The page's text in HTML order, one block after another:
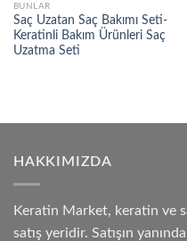
Add to
wishlist
BUNLAR
Saç Uzatan Saç Bakımı Seti-
Keratinli Bakım Ürünleri Saç
Uzatma Seti
HAKKIMIZDA
Keratin Market, keratin ve
satış yeridir. Satışın